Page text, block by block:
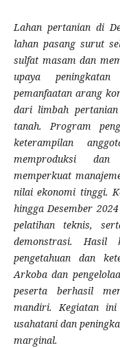
Lahan pertanian di
lahan pasang surut
sulfat masam dan
upaya
pemanfaatan arang
dari limbah pertanian
tanah. Program
keterampilan
memproduksi
memperkuat
nilai ekonomi tinggi.
hingga Desember
pelatihan teknis,
demonstrasi. Hasil
pengetahuan dan
Arkoba dan
peserta berhasil
mandiri. Kegiatan
usahatani dan
marginal.